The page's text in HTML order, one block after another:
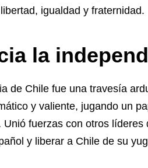
igualdad y fraternidad.
la
de Chile fue una travesía
y valiente, jugando un
fuerzas con otros
y liberar a Chile de su